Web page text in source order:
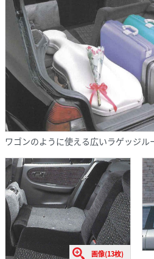
ワゴンのように使える広いラゲッジル
画像(13枚)